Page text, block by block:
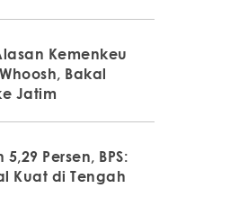
Kemenkeu
Bakal
Jatim
Persen, BPS:
Kuat di Tengah